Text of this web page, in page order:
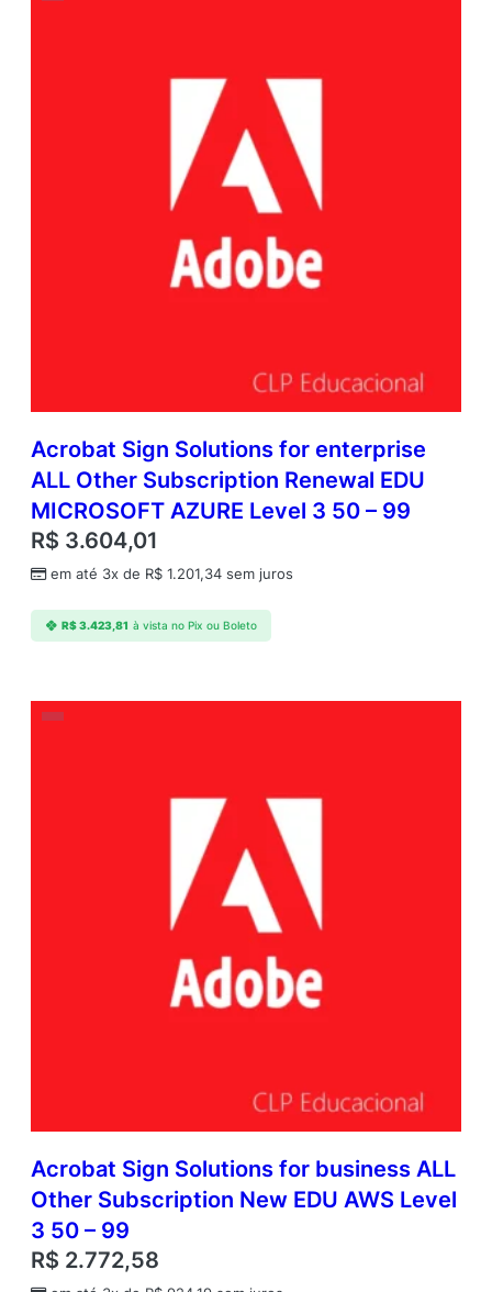
Acrobat Sign Solutions for enterprise
ALL Other Subscription Renewal EDU
MICROSOFT AZURE Level 3 50 – 99
R$ 3.604,01
em até 3x de R$ 1.201,34 sem juros
R$3.423,81 à vista no Pix ou Boleto
Acrobat Sign Solutions for business ALL
Other Subscription New EDU AWS Level
3 50 – 99
R$ 2.772,58